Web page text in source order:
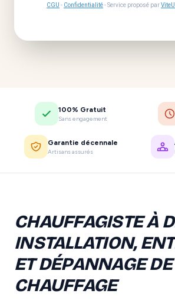
CGU - Confidentialité- Service proposé par
100% Gratuit
Sans engagement
Garantie décennale
Artisans assurés
CHAUFFAGISTE À
INSTALLATION,
ET DÉPANNAGE DE
CHAUFFAGE